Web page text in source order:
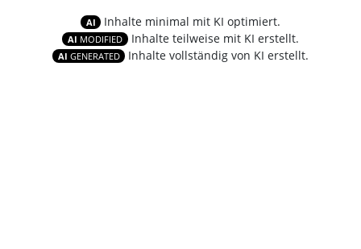
AI Inhalte minimal mit KI optimiert.
AI MODIFIED Inhalte teilweise mit KI erstellt.
AI GENERATED Inhalte vollständig von KI erstellt.